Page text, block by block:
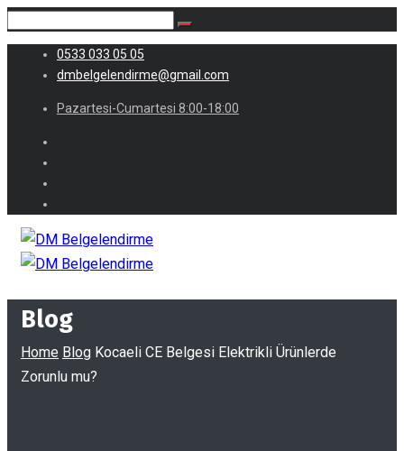
0533 033 05 05
dmbelgelendirme@gmail.com
Pazartesi-Cumartesi 8:00-18:00
Blog
Home Blog Kocaeli CE Belgesi Elektrikli Ürünlerde
Zorunlu mu?